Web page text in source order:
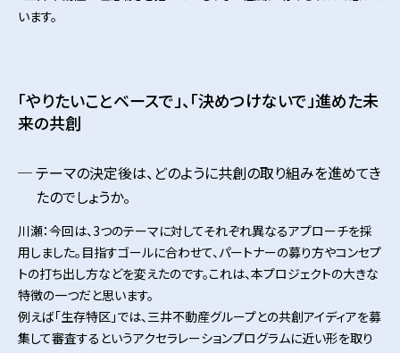
います。
「やりたいことベースで」、「決めつけないで」進めた未
来の共創
テーマの決定後は、どのように共創の取り組みを進めてき
たのでしょうか。
川瀬：今回は、3つのテーマに対してそれぞれ異なるアプローチを採
用しました。目指すゴールに合わせて、パートナーの募り方やコンセプ
トの打ち出し方などを変えたのです。これは、本プロジェクトの大きな
特徴の一つだと思います。
例えば「生存特区」では、三井不動産グループとの共創アイディアを募
集して審査するというアクセラレーションプログラムに近い形を取り